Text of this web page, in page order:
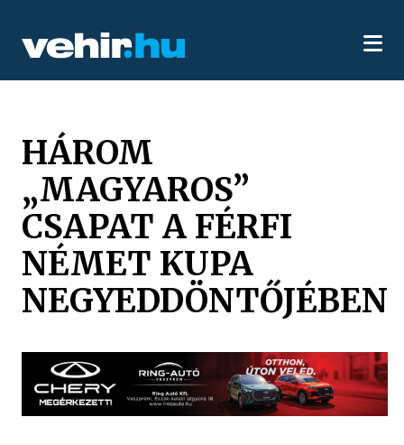
HÁROM
„MAGYAROS”
CSAPAT A FÉRFI
NÉMET KUPA
NEGYEDDÖNTŐJÉBEN